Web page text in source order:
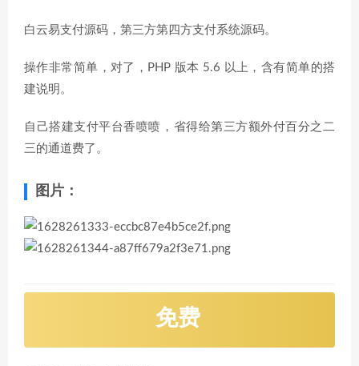
白云易支付源码，第三方第四方支付系统源码。
操作非常简单，对了，PHP 版本 5.6 以上，含有简单的搭
建说明。
自己搭建支付平台香喷喷，省得给第三方额外付百分之二
三的通道费了。
图片：
免费